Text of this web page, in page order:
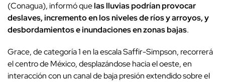
(Conagua), informó quelas lluvias podrían provocar
deslaves, incremento en los niveles de ríos y arroyos, y
desbordamientos e inundaciones en zonas bajas.
Grace, de categoría 1 en la escala Saffir-Simpson, recorrerá
el centro de México, desplazándose hacia el oeste, en
interacción con un canal de baja presión extendido sobre el